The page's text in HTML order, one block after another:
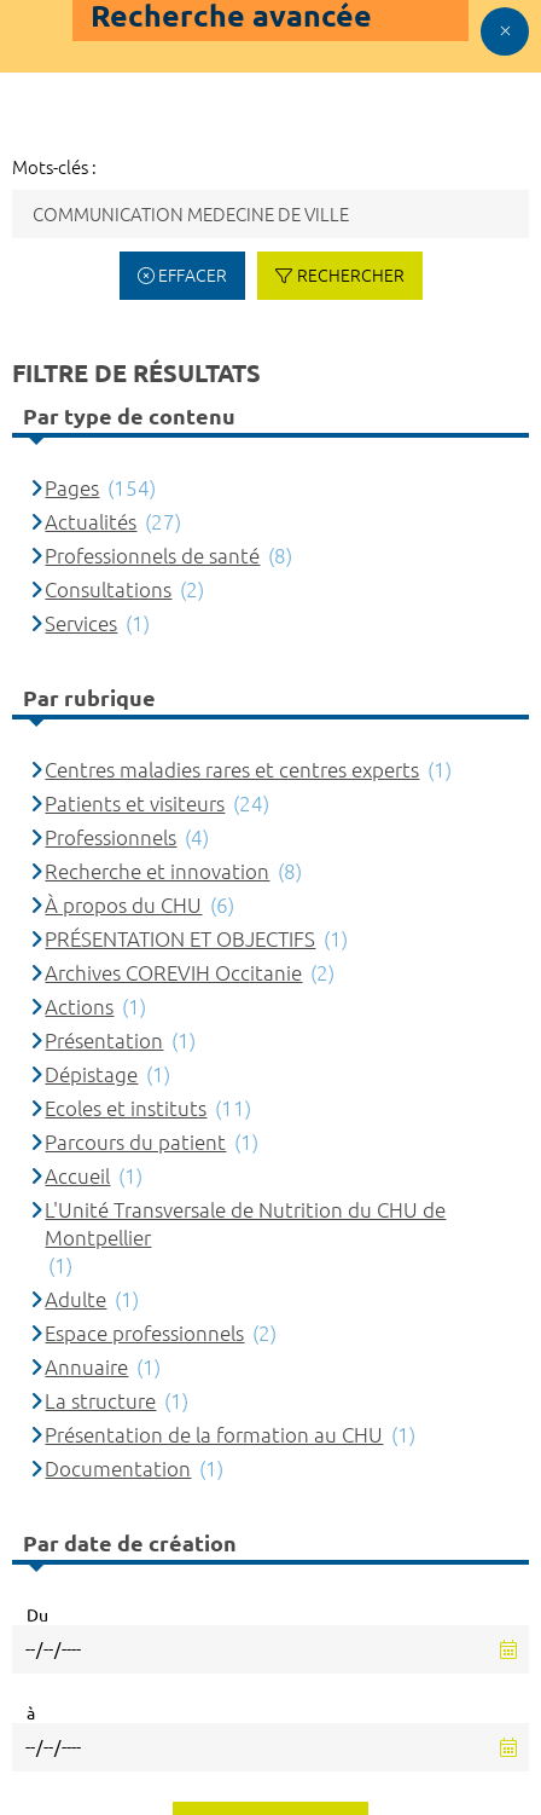
Recherche avancée
Mots-clés :
EFFACER RECHERCHER
FILTRE DE RÉSULTATS
Par type de contenu
Pages (154)
Actualités (27)
Professionnels de santé (8)
Consultations (2)
Services (1)
Par rubrique
Centres maladies rares et centres experts (1)
Patients et visiteurs (24)
Professionnels (4)
Recherche et innovation (8)
À propos du CHU (6)
PRÉSENTATION ET OBJECTIFS (1)
Archives COREVIH Occitanie (2)
Actions (1)
Présentation (1)
Dépistage (1)
Ecoles et instituts (11)
Parcours du patient (1)
Accueil (1)
L'Unité Transversale de Nutrition du CHU de
Montpellier
(1)
Adulte (1)
Espace professionnels (2)
Annuaire (1)
La structure (1)
Présentation de la formation au CHU (1)
Documentation (1)
Par date de création
Du
à